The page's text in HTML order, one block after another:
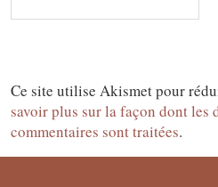
Ce site utilise Akismet pour
savoir plus sur la façon dont les
commentaires sont traitées.